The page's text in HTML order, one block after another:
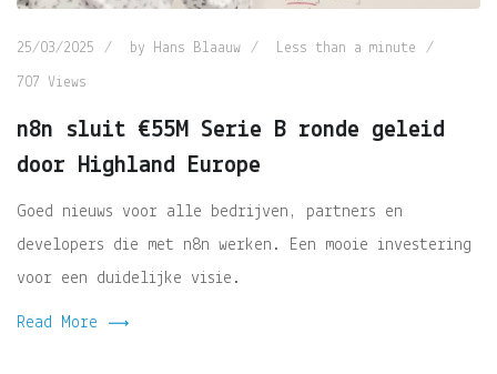
25/03/2025 by Hans Blaauw Less than a minute
707 Views
n8n sluit €55M Serie B ronde geleid
door Highland Europe
Goed nieuws voor alle bedrijven, partners en
developers die met n8n werken. Een mooie investering
voor een duidelijke visie.
Read More